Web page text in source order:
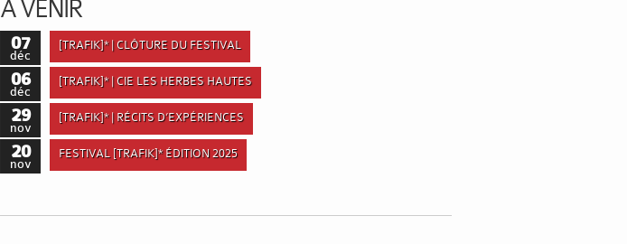
A VENIR
07
déc
[TRAFIK]* | CLÔTURE DU FESTIVAL
06
déc
[TRAFIK]* | CIE LES HERBES HAUTES
29
nov
[TRAFIK]* | RÉCITS D’EXPÉRIENCES
20
nov
FESTIVAL [TRAFIK]* ÉDITION 2025